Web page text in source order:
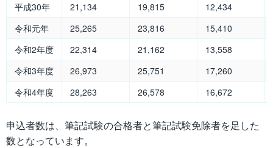
平成30年
21,134 19,815
12,434
令和元年
25,265 23,816
15,410
令和2年度
22,314 21,162
13,558
令和3年度
26,973 25,751
17,260
令和4年度
28,263 26,578 16,672
申込者数は、筆記試験の合格者と筆記試験免除者を足した
数となっています。